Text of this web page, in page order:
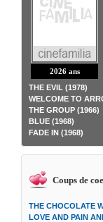
2026 ans
THE EVIL (1978)
WELCOME TO
THE GROUP (1966)
BLUE (1968)
FADE IN (1968)
Coups de
THE CHOCOLATE
LOVE AND PAIN